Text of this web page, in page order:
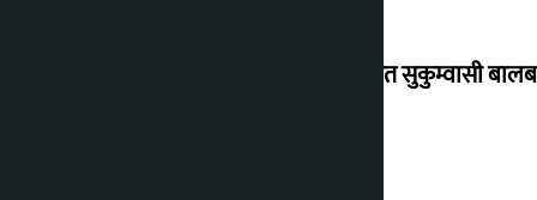
विस्थापित सुकुम्वासी